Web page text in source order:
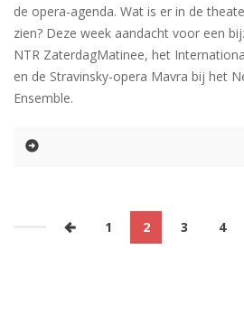
de opera-agenda. Wat is er in de
zien? Deze week aandacht voor een
NTR ZaterdagMatinee, het
en de Stravinsky-opera Mavra bij het
Ensemble.
1 2 3 4